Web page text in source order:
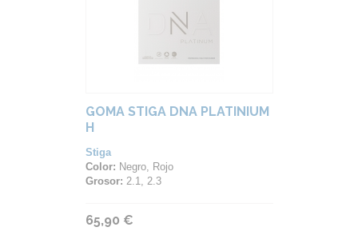
GOMA STIGA DNA PLATINIUM
H
Stiga
Color: Negro, Rojo
Grosor: 2.1, 2.3
65,90 €